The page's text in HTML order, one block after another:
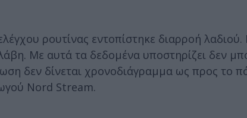
ρουτίνας εντοπίστηκε διαρροή λαδιού.
Με αυτά τα δεδομένα υποστηρίζει δεν
δεν δίνεται χρονοδιάγραμμα ως προς το
Nord Stream.